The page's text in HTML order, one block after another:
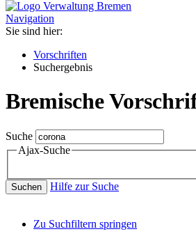
Navigation
Sie sind hier:
Vorschriften
Suchergebnis
Bremische
Suche
Ajax-Suche
Suchen Hilfe zur Suche
Zu Suchfiltern springen